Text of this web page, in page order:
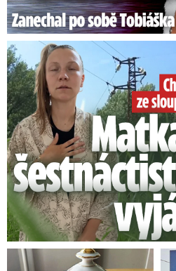
Smrtelný pád chlapce: Matka